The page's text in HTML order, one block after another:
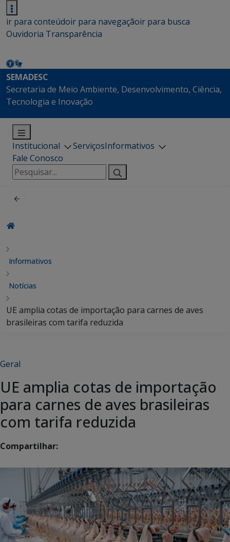
ir para conteúdoir para navegaçãoir para busca
Ouvidoria Transparência
SEMADESC
Secretaria de Meio Ambiente, Desenvolvimento, Ciência,
Tecnologia e Inovação
Institucional ServiçosInformativos
Fale Conosco
Pesquisar
por:
Informativos
Notícias
UE amplia cotas de importação para carnes de aves
brasileiras com tarifa reduzida
Geral
UE amplia cotas de importação
para carnes de aves brasileiras
com tarifa reduzida
Compartilhar: